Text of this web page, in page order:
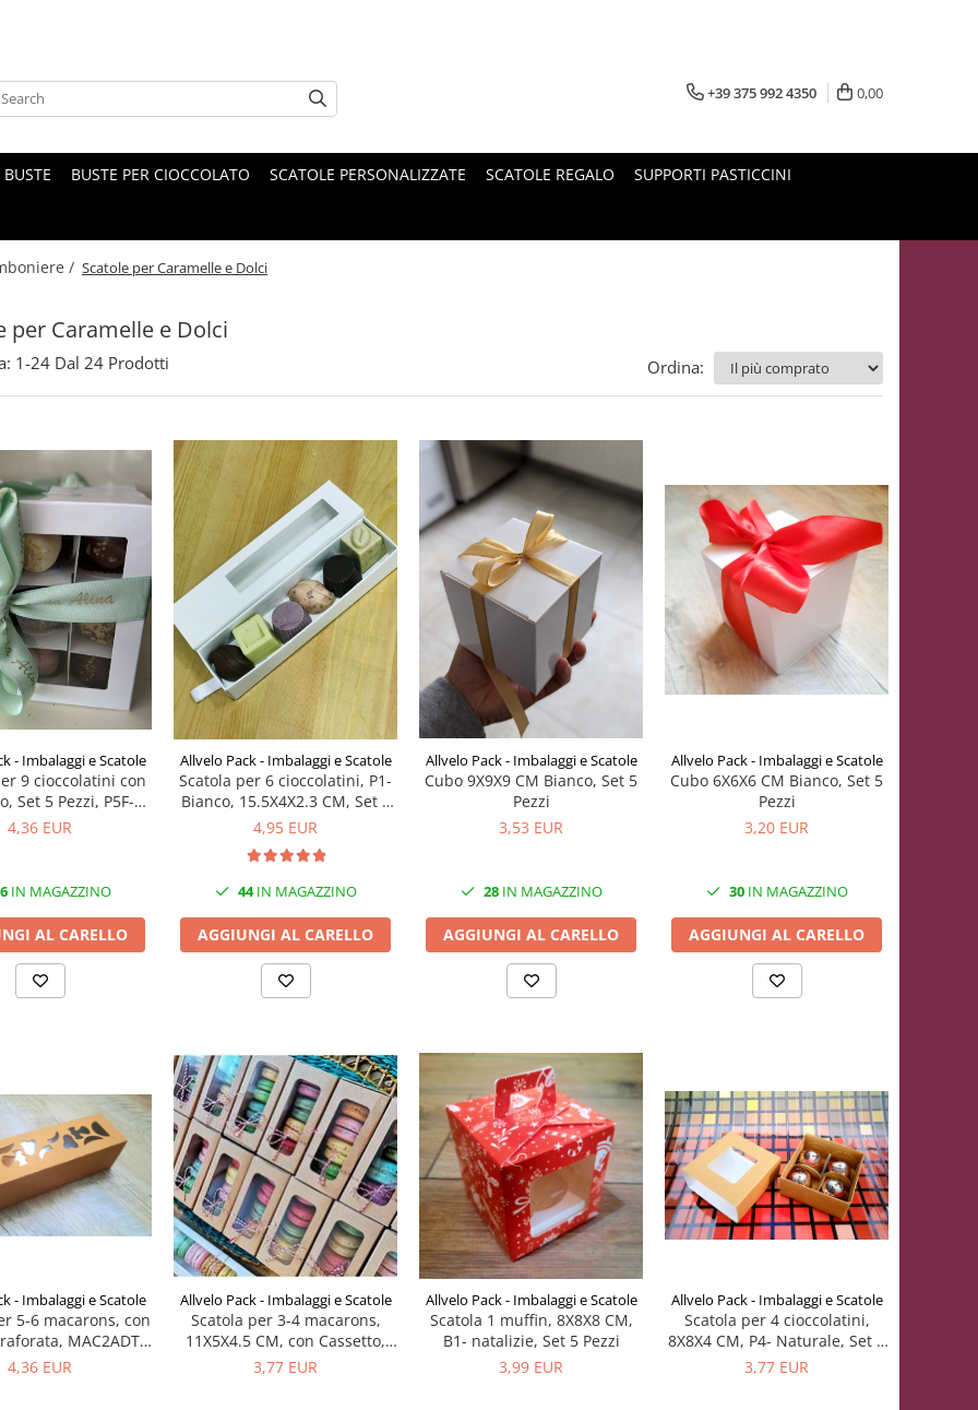
+39 375 992 4350 0,00
BUSTE BUSTE PER CIOCCOLATO SCATOLE PERSONALIZZATE SCATOLE REGALO SUPPORTI PASTICCINI
/ Scatole per Caramelle e Dolci
per Caramelle e Dolci
1-24 Dal 24 Prodotti Ordina:
- Imbalaggi e Scatole
9 cioccolatini con
Set 5 Pezzi, P5F-
Bianco
4,36 EUR
IN MAGAZZINO
AL CARELLO
Allvelo Pack - Imbalaggi e Scatole
Scatola per 6 cioccolatini, P1-
Bianco, 15.5X4X2.3 CM, Set 5
Pezzi
4,95 EUR
44IN MAGAZZINO
AGGIUNGI AL CARELLO
Allvelo Pack - Imbalaggi e Scatole
Cubo 9X9X9 CM Bianco, Set 5
Pezzi
3,53 EUR
28IN MAGAZZINO
AGGIUNGI AL CARELLO
Allvelo Pack - Imbalaggi e Scatole
Cubo 6X6X6 CM Bianco, Set 5
Pezzi
3,20 EUR
30IN MAGAZZINO
AGGIUNGI AL CARELLO
- Imbalaggi e Scatole
5-6 macarons, con
MAC2ADT-
Set 5 Pezzi
4,36 EUR
Allvelo Pack - Imbalaggi e Scatole
Scatola per 3-4 macarons,
11X5X4.5 CM, con Cassetto,
Codice MAC1- Naturale, Set 5
3,77 EUR
Allvelo Pack - Imbalaggi e Scatole
Scatola 1 muffin, 8X8X8 CM,
B1- natalizie, Set 5 Pezzi
3,99 EUR
Allvelo Pack - Imbalaggi e Scatole
Scatola per 4 cioccolatini,
8X8X4 CM, P4- Naturale, Set 5
Pezzi
3,77 EUR